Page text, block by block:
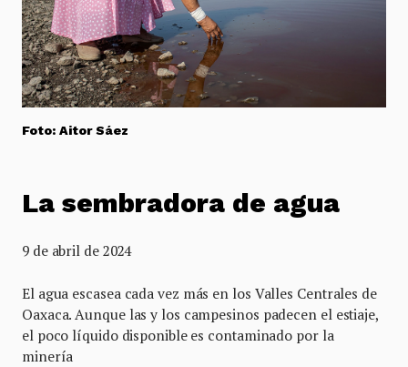
Foto: Aitor Sáez
La sembradora de agua
9 de abril de 2024
El agua escasea cada vez más en los Valles Centrales de
Oaxaca. Aunque las y los campesinos padecen el estiaje,
el poco líquido disponible es contaminado por la
minería